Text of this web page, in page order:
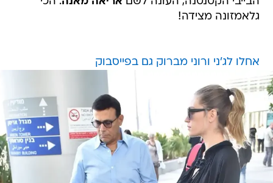
גלאמזונה מצידה!
אחלו לג'ני ורוני מברוק גם בפייסבוק